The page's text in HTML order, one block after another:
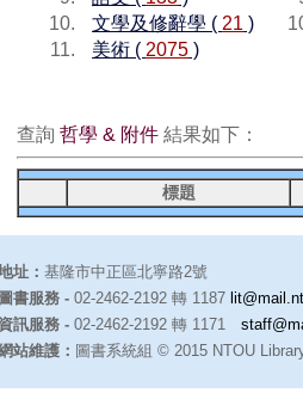
文學及修辭學 ( 21 )
美術 ( 2075 )
查詢哲學 & 附件 結果如下：
標題
址：基隆市中正區北寧路2號
圖書服務 -02-2462-2192 轉 1187
資訊服務 -02-2462-2192 轉 1171
站維護： 圖書系統組 © 2015 NTOU